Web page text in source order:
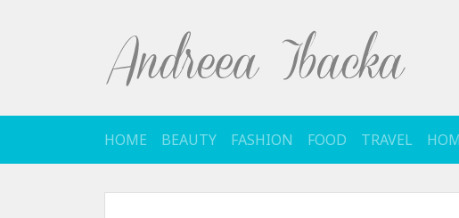
HOME BEAUTY FASHION FOOD TRAVEL